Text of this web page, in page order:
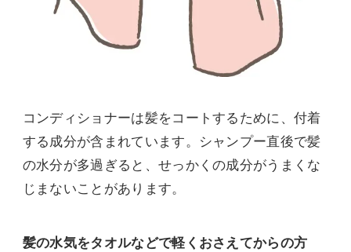
コンディショナーは髪をコートするために、付着
する成分が含まれています。シャンプー直後で髪
の水分が多過ぎると、せっかくの成分がうまくな
じまないことがあります。
髪の水気をタオルなどで軽くおさえてからの方